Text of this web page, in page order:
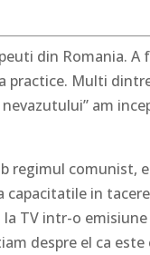
din Romania. A
practice. Multi
am
regimul comunist,
in
TV intr-o
despre el ca